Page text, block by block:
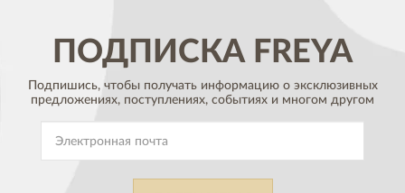
ПОДПИСКА FREYA
Подпишись, чтобы получать информацию о эксклюзивных
предложениях, поступлениях, событиях и многом другом